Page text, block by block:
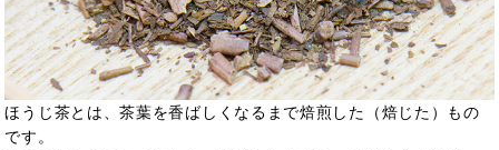
ほうじ茶とは、茶葉を香ばしくなるまで焙煎した（焙じた）もの
です。